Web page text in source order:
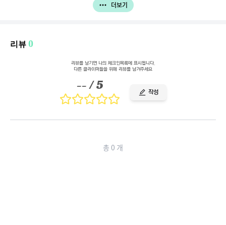
더보기
리뷰 0
리뷰를 남기면 나의 체크인목록에 표시됩니다.
다른 클라이머들을 위해 리뷰를 남겨주세요
--/ 5 작성
총 0 개